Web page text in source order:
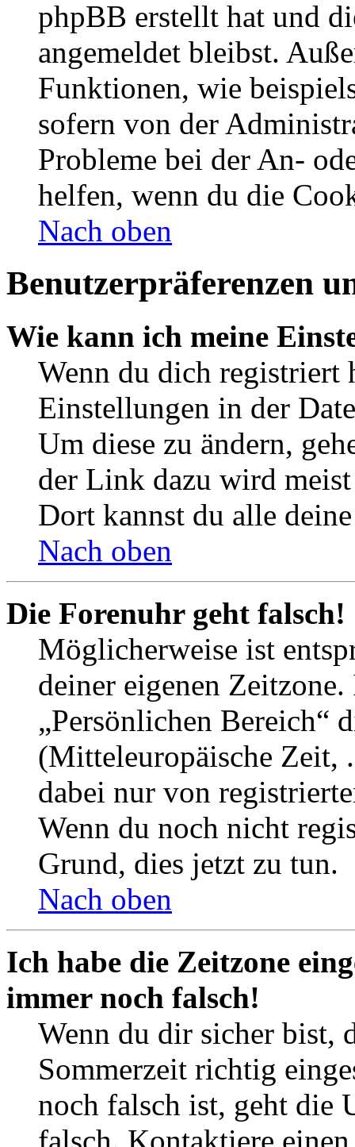
phpBB erstellt hat und
angemeldet bleibst.
Funktionen, wie
sofern von der
Probleme bei der An-
helfen, wenn du die
Nach oben
Benutzerpräferenzen
Wie kann ich meine
Wenn du dich registriert
Einstellungen in der
Um diese zu ändern,
der Link dazu wird
Dort kannst du alle
Nach oben
Die Forenuhr geht falsch!
Möglicherweise ist
deiner eigenen
„Persönlichen Bereich“
(Mitteleuropäische Zeit,
dabei nur von
Wenn du noch nicht
Grund, dies jetzt zu tun.
Nach oben
Ich habe die Zeitzone
immer noch falsch!
Wenn du dir sicher bist,
Sommerzeit richtig
noch falsch ist, geht die